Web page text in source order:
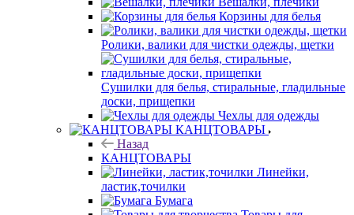
Корзины для белья
Ролики, валики для чистки одежды, щетки
Сушилки для белья, стиральные, гладильные
доски, прищепки
Чехлы для одежды
КАНЦТОВАРЫ
Назад
КАНЦТОВАРЫ
Линейки,
ластик,точилки
Бумага